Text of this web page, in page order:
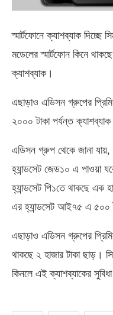
স্মার্টফোনে ক্যাশব্যাক দিচ্ছে
মডেলের স্মার্টফোন কিনে
ক্যাশব্যাক।
এছাড়াও এডিসন গ্রুপের
২০০০ টাকা পর্যন্ত
এডিসন গ্রুপ থেকে জানা
হ্যান্ডসেট জেড১০ এ পাওয়া
হ্যান্ডসেট পি১তে থাকছে এক
এর হ্যান্ডসেট আই৭৫ এ ৫০০
এছাড়াও এডিসন গ্রুপের
থাকছে ২ হাজার টাকা ছাড়।
কিনলে এই ক্যাশব্যাকের সুবিধা